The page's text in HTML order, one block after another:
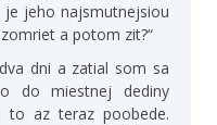
jeho najsmutnejsiou
a potom zit?“
dni a zatial som sa
do miestnej dediny
to az teraz poobede.